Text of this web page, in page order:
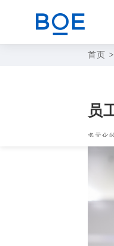
首页 >
员
多元化